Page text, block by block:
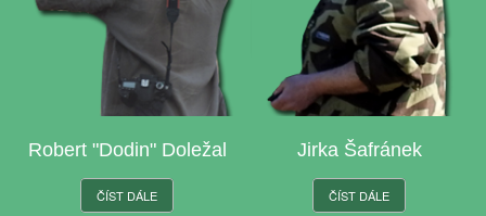
Robert "Dodin" Doležal
ČÍST DÁLE
Jirka Šafránek
ČÍST DÁLE